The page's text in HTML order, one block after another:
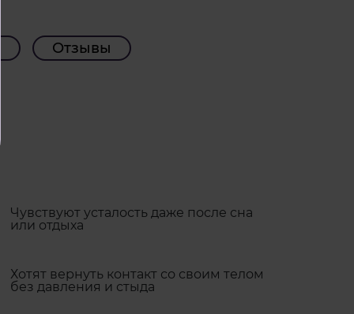
Отзывы
Чувствуют усталость даже после сна
или отдыха
Хотят вернуть контакт со своим телом
без давления и стыда